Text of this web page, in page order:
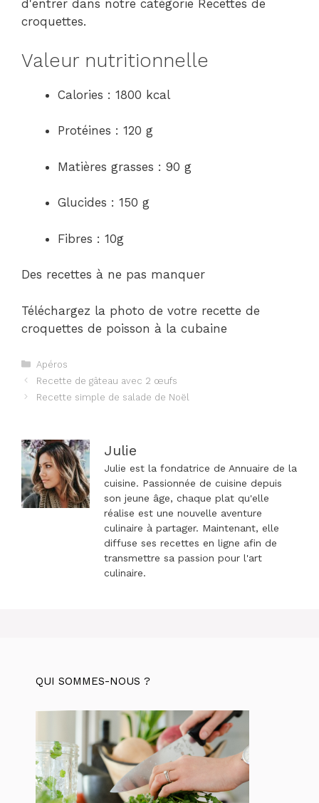
d'entrer dans notre catégorie Recettes de
croquettes.
Valeur nutritionnelle
Calories : 1800 kcal
Protéines : 120 g
Matières grasses : 90 g
Glucides : 150 g
Fibres : 10g
Des recettes à ne pas manquer
Téléchargez la photo de votre recette de
croquettes de poisson à la cubaine
Catégories
Apéros
Navigation
des
Recette de gâteau avec 2 œufs
Recette simple de salade de Noël
Julie
Julie est la fondatrice de Annuaire de la
cuisine. Passionnée de cuisine depuis
son jeune âge, chaque plat qu'elle
réalise est une nouvelle aventure
culinaire à partager. Maintenant, elle
diffuse ses recettes en ligne afin de
transmettre sa passion pour l'art
culinaire.
QUI SOMMES-NOUS ?